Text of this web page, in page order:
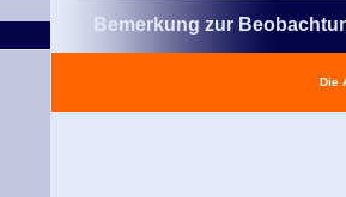
Bemerkung zur
Die